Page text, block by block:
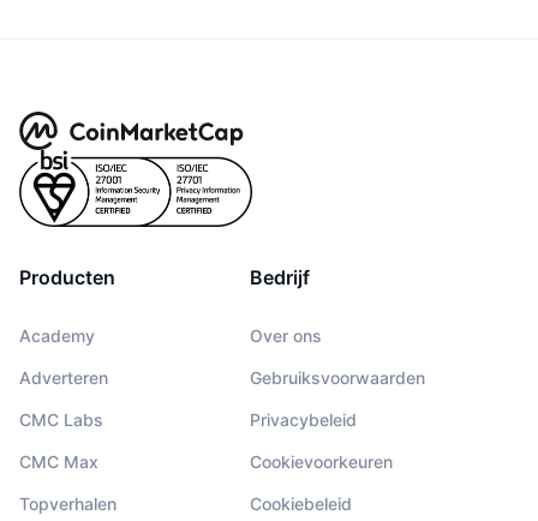
Producten
Academy
Adverteren
CMC Labs
CMC Max
Topverhalen
Bedrijf
Over ons
Gebruiksvoorwaarden
Privacybeleid
Cookievoorkeuren
Cookiebeleid